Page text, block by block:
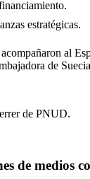
estratégicas.
al
de
de PNUD.
de medios